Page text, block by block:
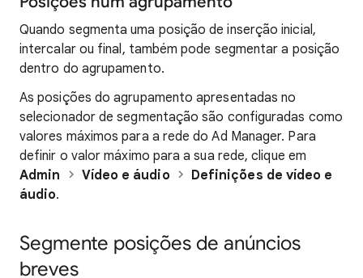
Quando segmenta uma posição de inserção inicial,
intercalar ou final, também pode segmentar a posição
dentro do agrupamento.
As posições do agrupamento apresentadas no
selecionador de segmentação são configuradas como
valores máximos para a rede do Ad Manager. Para
definir o valor máximo para a sua rede, clique em
Admin
Vídeo e áudio
Definições de vídeo e
áudio.
Segmente posições de anúncios
breves